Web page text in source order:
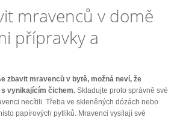
mravenců v domě
přípravky a
zbavit mravenců v bytě, možná neví, že
vynikajícím čichem. Skladujte proto správně své
necítili. Třeba ve skleněných dózách nebo
papírových pytlíků. Mravenci vysílají své